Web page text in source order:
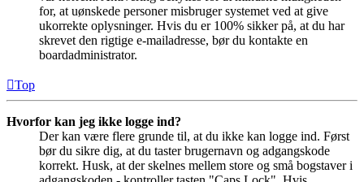
for, at uønskede personer misbruger systemet ved at give
ukorrekte oplysninger. Hvis du er 100% sikker på, at du har
skrevet den rigtige e-mailadresse, bør du kontakte en
boardadministrator.
Top
Hvorfor kan jeg ikke logge ind?
Der kan være flere grunde til, at du ikke kan logge ind. Først
bør du sikre dig, at du taster brugernavn og adgangskode
korrekt. Husk, at der skelnes mellem store og små bogstaver i